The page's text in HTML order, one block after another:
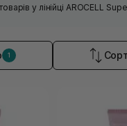
у лінійці AROCELL
1